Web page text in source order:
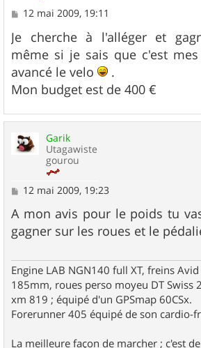
M
s
s
a
g
e
12 mai 2009, 19:11
Je cherche à l'alléger et
même si je sais que c'est
avancé le velo
.
Mon budget est de 400 €
Garik
Utagawiste
gourou
M
s
a
12 mai 2009, 19:23
A mon avis pour le poids tu
gagner sur les roues et le
Engine LAB NGN140 full XT, freins
185mm, roues perso moyeu DT Swiss
xm 819 ; équipé d'un GPSmap 60CSx.
Forerunner 405 équipé de son cardio-
La meilleure façon de marcher ; c'est